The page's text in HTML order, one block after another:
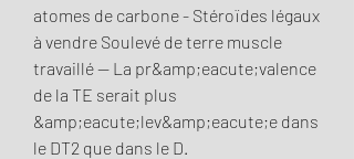
atomes de carbone - Stéroïdes légaux
à vendre Soulevé de terre muscle
travaillé -- La pr&amp;eacute;valence
de la TE serait plus
&amp;eacute;lev&amp;eacute;e dans
le DT2 que dans le D.